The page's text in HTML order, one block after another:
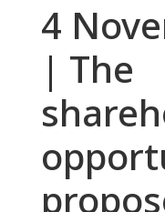
4
| The